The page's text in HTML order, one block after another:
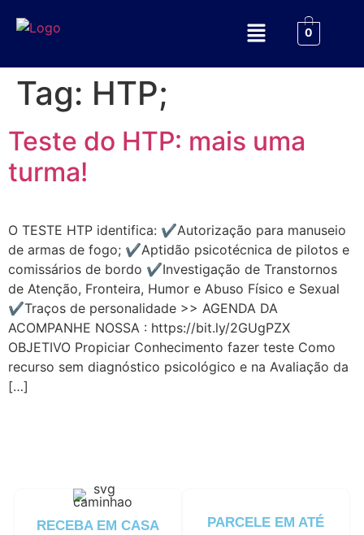
0
Tag: HTP;
Teste do HTP: mais uma
turma!
O TESTE HTP identifica: ✔Autorização para manuseio
de armas de fogo; ✔Aptidão psicotécnica de pilotos e
comissários de bordo ✔Investigação de Transtornos
de Atenção, Fronteira, Humor e Abuso Físico e Sexual
✔Traços de personalidade >> AGENDA DA
ACOMPANHE NOSSA : https://bit.ly/2GUgPZX
OBJETIVO Propiciar Conhecimento fazer teste Como
recurso sem diagnóstico psicológico e na Avaliação da
[…]
RECEBA EM CASA PARCELE EM ATÉ